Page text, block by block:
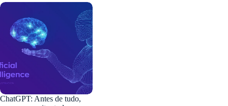
ChatGPT: Antes de tudo,